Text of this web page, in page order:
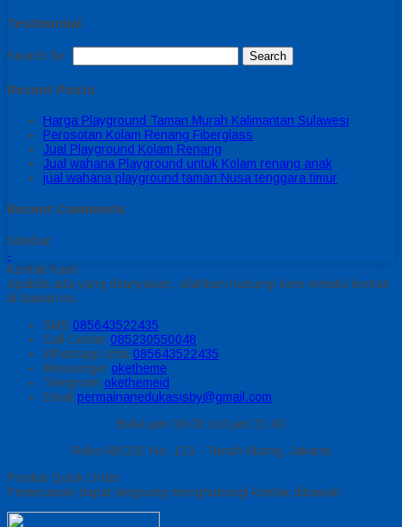
Testimonial
Search for:
Recent Posts
Harga Playground Taman Murah Kalimantan Sulawesi
Perosotan Kolam Renang Fiberglass
Jual Playground Kolam Renang
Jual wahana Playground untuk Kolam renang anak
jual wahana playground taman Nusa tenggara timur
Recent Comments
Sidebar
-
Kontak Kami
Apabila ada yang ditanyakan, silahkan hubungi kami melalui kontak
di bawah ini.
SMS 085643522435
Call Center 085230550048
Whatsapp Icha 085643522435
Messenger oketheme
Telegrram okethemeid
Email permainanedukasisby@gmail.com
Buka jam 08.00 s/d jam 21.00
Ruko ABCDE No. 123 - Tanah Abang, Jakarta
Produk Quick Order
Pemesanan dapat langsung menghubungi kontak dibawah: